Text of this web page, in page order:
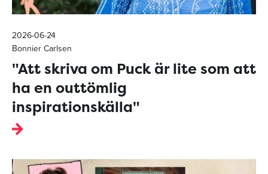
2026-06-24
Bonnier Carlsen
"Att skriva om Puck är lite som att
ha en outtömlig
inspirationskälla"